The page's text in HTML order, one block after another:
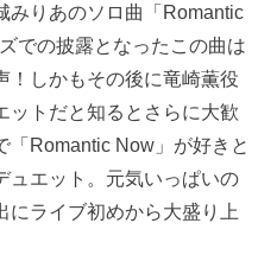
みりあのソロ曲「Romantic
での披露となったこの曲は
！しかもその後に竜崎薫役
ットだと知るとさらに大歓
「Romantic Now」が好きと
ュエット。元気いっぱいの
にライブ初めから大盛り上